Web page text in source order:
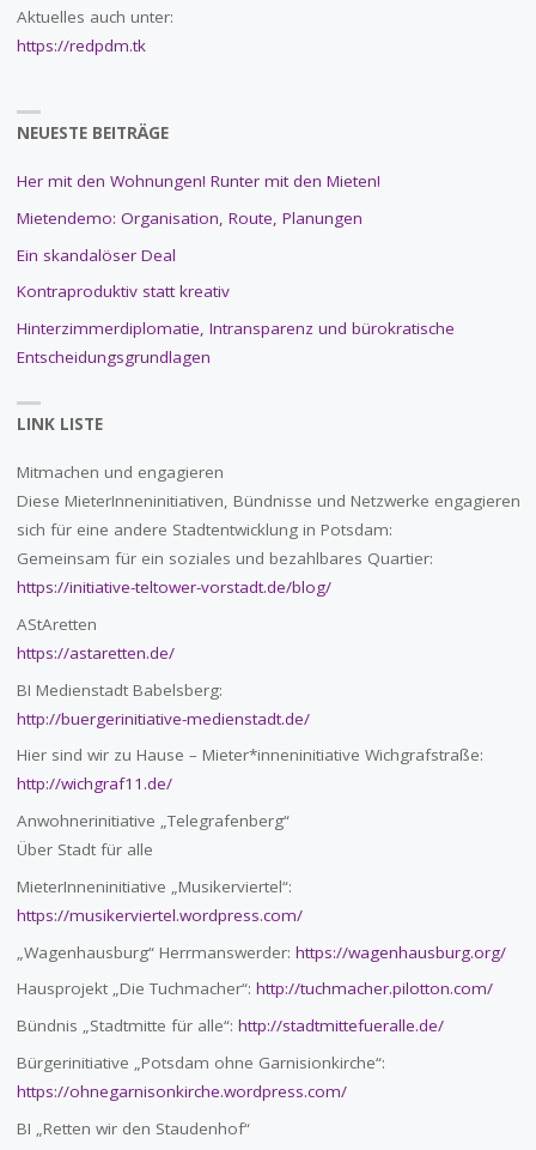
Aktuelles auch unter:
https://redpdm.tk
NEUESTE BEITRÄGE
Her mit den Wohnungen! Runter mit den Mieten!
Mietendemo: Organisation, Route, Planungen
Ein skandalöser Deal
Kontraproduktiv statt kreativ
Hinterzimmerdiplomatie, Intransparenz und bürokratische
Entscheidungsgrundlagen
LINK LISTE
Mitmachen und engagieren
Diese MieterInneninitiativen, Bündnisse und Netzwerke engagieren
sich für eine andere Stadtentwicklung in Potsdam:
Gemeinsam für ein soziales und bezahlbares Quartier:
https://initiative-teltower-vorstadt.de/blog/
AStAretten
https://astaretten.de/
BI Medienstadt Babelsberg:
http://buergerinitiative-medienstadt.de/
Hier sind wir zu Hause – Mieter*inneninitiative Wichgrafstraße:
http://wichgraf11.de/
Anwohnerinitiative „Telegrafenberg“
Über Stadt für alle
MieterInneninitiative „Musikerviertel“:
https://musikerviertel.wordpress.com/
„Wagenhausburg“ Herrmanswerder: https://wagenhausburg.org/
Hausprojekt „Die Tuchmacher“: http://tuchmacher.pilotton.com/
Bündnis „Stadtmitte für alle“: http://stadtmittefueralle.de/
Bürgerinitiative „Potsdam ohne Garnisionkirche“:
https://ohnegarnisonkirche.wordpress.com/
BI „Retten wir den Staudenhof“